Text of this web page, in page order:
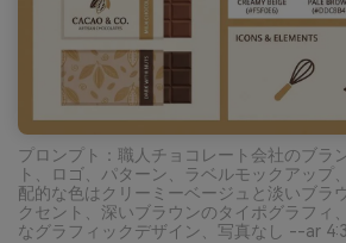
プロンプト：職人チョコレート会社のブラ
ト、ロゴ、パターン、ラベルモックアップ
配的な色はクリーミーベージュと淡いブラ
クセント、深いブラウンのタイポグラフィ
なグラフィックデザイン、写真なし --ar 4:3